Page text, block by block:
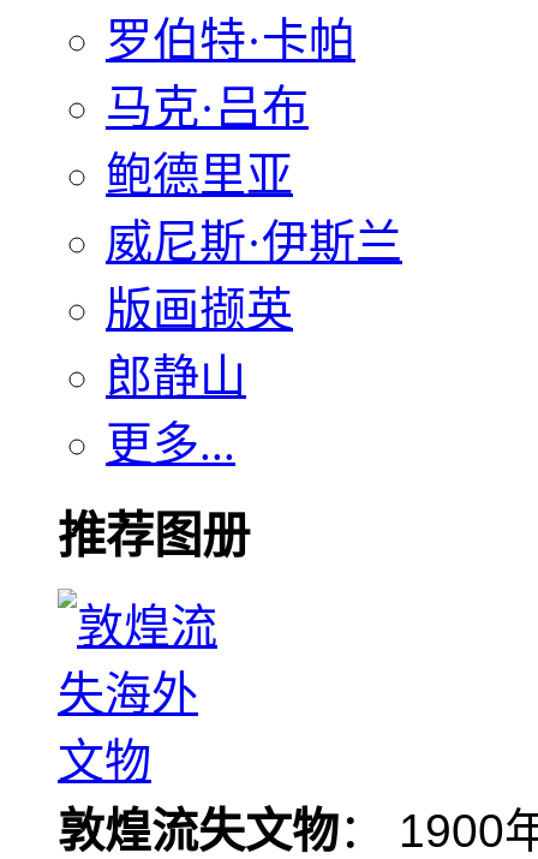
罗伯特·卡帕
马克·吕布
鲍德里亚
威尼斯·伊斯兰
版画撷英
郎静山
更多...
推荐图册
敦煌流失文物： 1900